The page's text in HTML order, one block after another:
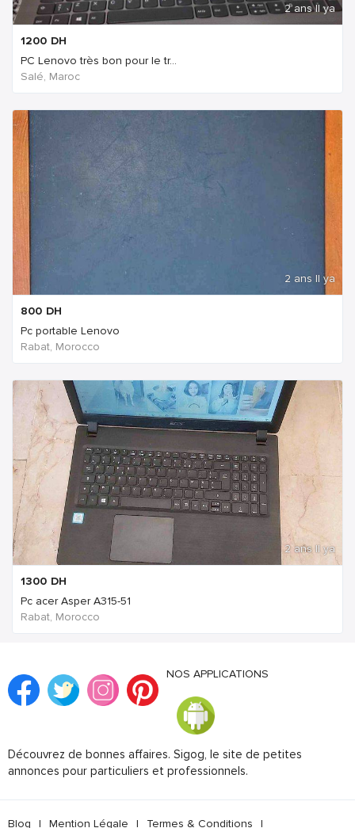
2 ans Il ya
1200 DH
PC Lenovo très bon pour le tr...
Salé, Maroc
2 ans Il ya
800 DH
Pc portable Lenovo
Rabat, Morocco
2 ans Il ya
1300 DH
Pc acer Asper A315-51
Rabat, Morocco
NOS APPLICATIONS
Découvrez de bonnes affaires. Sigog, le site de petites
annonces pour particuliers et professionnels.
Blog | Mention Légale | Termes & Conditions |